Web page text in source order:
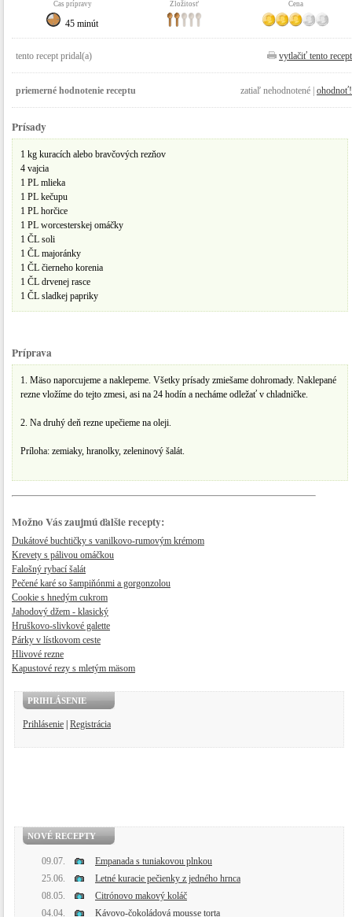
Čas prípravy Zložitosť Cena
45 minút
tento recept pridal(a) vytlačiť tento recept
priemerné hodnotenie receptu zatiaľ nehodnotené | ohodnoť!
Prísady
1 kg kuracích alebo bravčových rezňov
4 vajcia
1 PL mlieka
1 PL kečupu
1 PL horčice
1 PL worcesterskej omáčky
1 ČL soli
1 ČL majoránky
1 ČL čierneho korenia
1 ČL drvenej rasce
1 ČL sladkej papriky
Príprava
1. Mäso naporcujeme a naklepeme. Všetky prísady zmiešame dohromady. Naklepané
rezne vložíme do tejto zmesi, asi na 24 hodín a necháme odležať v chladničke.
2. Na druhý deň rezne upečieme na oleji.
Príloha: zemiaky, hranolky, zeleninový šalát.
Možno Vás zaujmú ďalšie recepty:
Dukátové buchtičky s vanilkovo-rumovým krémom
Krevety s pálivou omáčkou
Falošný rybací šalát
Pečené karé so šampiňónmi a gorgonzolou
Cookie s hnedým cukrom
Jahodový džem - klasický
Hruškovo-slivkové galette
Párky v lístkovom ceste
Hlivové rezne
Kapustové rezy s mletým mäsom
PRIHLÁSENIE
Prihlásenie Registrácia
NOVÉ RECEPTY
09.07.
Empanada s tuniakovou plnkou
25.06.
Letné kuracie pečienky z jedného hrnca
08.05.
Citrónovo makový koláč
04.04.
Kávovo-čokoládová mousse torta